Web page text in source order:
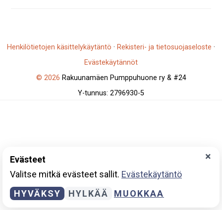
Henkilötietojen käsittelykäytäntö · Rekisteri- ja tietosuojaseloste ·
Evästekäytännöt
© 2026 Rakuunamäen Pumppuhuone ry & #24
Y-tunnus: 2796930-5
×
Evästeet
Valitse mitkä evästeet sallit. Evästekäytäntö
HYVÄKSY
HYLKÄÄ MUOKKAA